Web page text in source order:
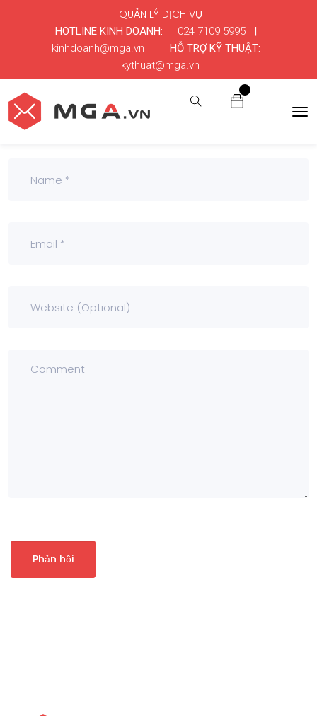
HOTLINE KINH DOANH: 024 7109 5995|
kinhdoanh@mga.vn
HỖ TRỢ KỸ THUẬT:
kythuat@mga.vn
QUẢN LÝ DỊCH VỤ
Leave a Comment